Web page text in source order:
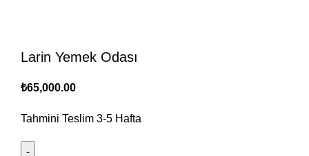
Larin Yemek Odası
₺65,000.00
Tahmini Teslim 3-5 Hafta